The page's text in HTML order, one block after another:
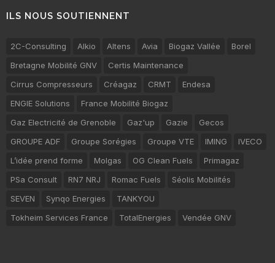
ILS NOUS SOUTIENNENT
2C-Consulting Alkio Altens Avia Biogaz Vallée
Borel
Bretagne Mobilité GNV
Certis Maintenance
Cirrus Compresseurs
Créagaz CRMT
Endesa
ENGIE Solutions
France Mobilité Biogaz
Gaz Electricité de Grenoble
Gaz'up Gazie
Gecos
GROUPE ADF
Groupe Sorégies Groupe VTE IMING
IVECO
L’idée prend forme
Molgas OG Clean Fuels
Primagaz
PSa Consult
RN7 NRJ Romac Fuels
Séolis Mobilités
SEVEN
Synqo Energies
TANKYOU
Tokheim Services France
TotalEnergies Vendée GNV